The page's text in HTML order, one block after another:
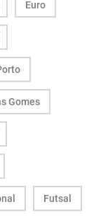
Euro
Gomes
Futsal